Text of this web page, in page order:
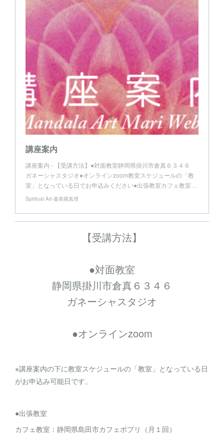
講座案内
講座案内 - 【受講方法】●対面教室静岡県掛川市倉真６３４６
ガネーシャスタジオ●オンラインzoom教室スケジュールの「教
室」となっている日でお申込みください●出張教室カフェ教室…
Spiritual Art-曼荼羅真理
【受講方法】
●対面教室
静岡県掛川市倉真６３４６
ガネーシャスタジオ
●オンラインzoom
※講座案内の下に教室スケジュールの「教室」となっている日
がお申込み可能日です。
●出張教室
カフェ教室：静岡県島田市カフェポプリ（月１回）